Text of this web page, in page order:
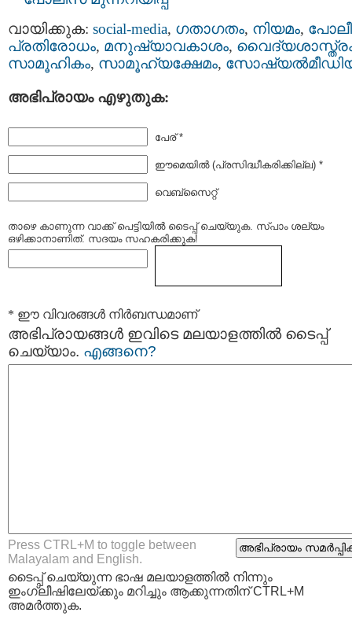
വായിക്കുക: social-media, ഗതാഗതം, നിയമം,
പ്രതിരോധം, മനുഷ്യാവകാശം,
സാമൂഹികം, സാമൂഹ്യക്ഷേമം,
അഭിപ്രായം എഴുതുക:
പേര് *
ഈമെയില്‍ (പ്രസിദ്ധീകരിക്കില്ല) *
വെബ്സൈറ്റ്
താഴെ കാണുന്ന വാക്ക് പെട്ടിയില്‍ ടൈപ്പ്‌ ചെയ്യുക. സ്പാം ശല്യം
ഒഴിക്കാനാണിത്. സദയം സഹകരിക്കുക!
* ഈ വിവരങ്ങള്‍ നിര്‍ബന്ധമാണ്
അഭിപ്രായങ്ങള്‍ ഇവിടെ മലയാളത്തില്‍ ടൈപ്പ്
ചെയ്യാം. എങ്ങനെ?
Press CTRL+M to toggle between
Malayalam and English.
ടൈപ്പ്‌ ചെയ്യുന്ന ഭാഷ മലയാളത്തില്‍ നിന്നും
ഇംഗ്ലീഷിലേയ്ക്കും മറിച്ചും ആക്കുന്നതിന് CTRL+M
അമര്‍ത്തുക.